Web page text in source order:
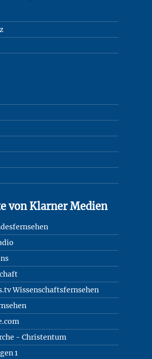
von Klarner Medien
Wissenschaftsfernsehen
- Christentum
1